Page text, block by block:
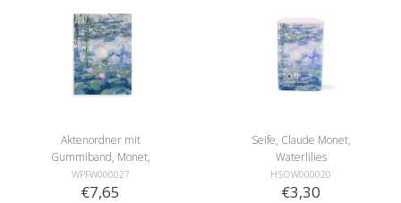
Aktenordner mit
Gummiband, Monet,
Seerosen
WPFW000027
€7,65
Seife, Claude Monet,
Waterlilies
HSOW000020
€3,30